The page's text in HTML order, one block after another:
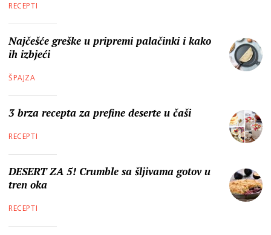
RECEPTI
Najčešće greške u pripremi palačinki i kako
ih izbjeći
ŠPAJZA
3 brza recepta za prefine deserte u čaši
RECEPTI
DESERT ZA 5! Crumble sa šljivama gotov u
tren oka
RECEPTI